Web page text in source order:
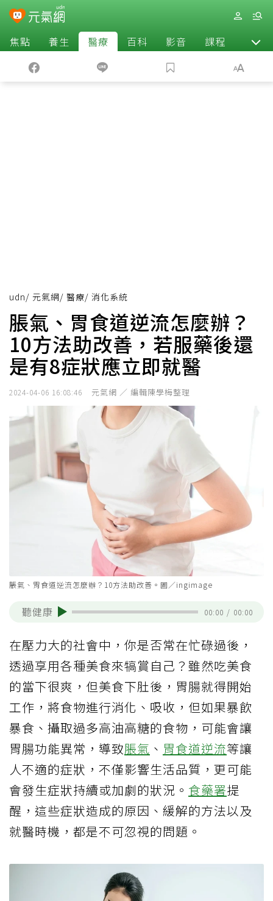
焦點 養生 醫療 百科 影音 課程 退休
udn/ 元氣網/ 醫療/ 消化系統
脹氣、胃食道逆流怎麼辦？
10方法助改善，若服藥後還
是有8症狀應立即就醫
2024-04-06 16:08:46 元氣網 ／ 編輯陳學梅整理
脹氣、胃食道逆流怎麼辦？10方法助改善。圖／ingimage
聽健康 00:00 / 00:00
在壓力大的社會中，你是否常在忙碌過後，
透過享用各種美食來犒賞自己？雖然吃美食
的當下很爽，但美食下肚後，胃腸就得開始
工作，將食物進行消化、吸收，但如果暴飲
暴食、攝取過多高油高糖的食物，可能會讓
胃腸功能異常，導致脹氣 、 胃食道逆流等讓
人不適的症狀，不僅影響生活品質，更可能
會發生症狀持續或加劇的狀況。 食藥署提
醒，這些症狀造成的原因、緩解的方法以及
就醫時機，都是不可忽視的問題。